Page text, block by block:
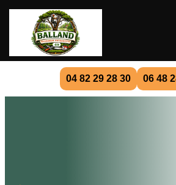
04 82 29 28 30 06 48